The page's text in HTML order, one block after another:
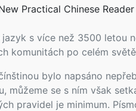
jazyk s více než 3500 letou
komunitách po celém
bylo napsáno
můžeme se s ním však
pravidel je minimum.
Practical Chinese